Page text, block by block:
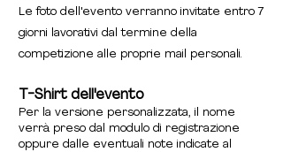
Le foto dell'evento verranno invitate entro 7
giorni lavorativi dal termine della
competizione alle proprie mail personali.
T-Shirt dell'evento
Per la versione personalizzata, il nome
verrà preso dal modulo di registrazione
oppure dalle eventuali note indicate al